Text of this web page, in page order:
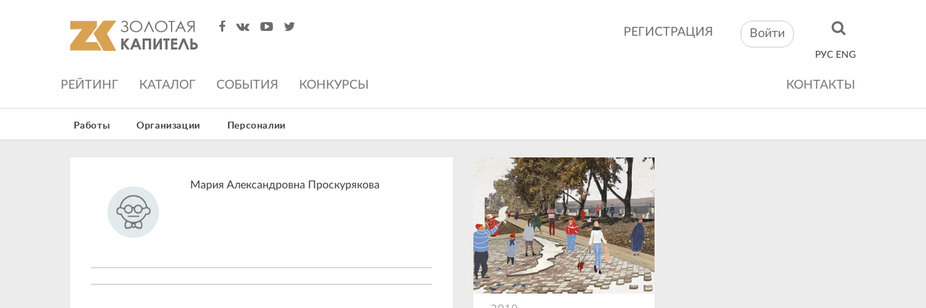
РЕГИСТРАЦИЯ Войти
РУС ENG
РЕЙТИНГ КАТАЛОГ СОБЫТИЯ КОНКУРСЫ КОНТАКТЫ
Работы Организации Персоналии
Мария Александровна Проскурякова